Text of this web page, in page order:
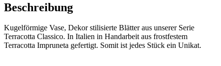
Beschreibung
Kugelförmige Vase, Dekor stilisierte Blätter aus unserer Serie
Terracotta Classico. In Italien in Handarbeit aus frostfestem
Terracotta Impruneta gefertigt. Somit ist jedes Stück ein Unikat.